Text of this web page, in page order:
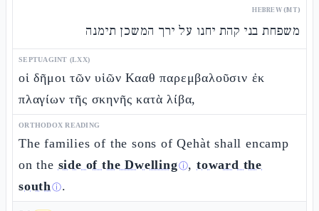
HEBREW (MT)
משפחת בני קהת יחנו על ירך המשכן תימנה
SEPTUAGINT (LXX)
οἱ δῆμοι τῶν υἱῶν Κααθ παρεμβαλοῦσιν ἐκ
πλαγίων τῆς σκηνῆς κατὰ λίβα,
ORTHODOX READING
The families of the sons of Qehàt shall encamp
on the side of the Dwellingⓘ,toward the
southⓘ.